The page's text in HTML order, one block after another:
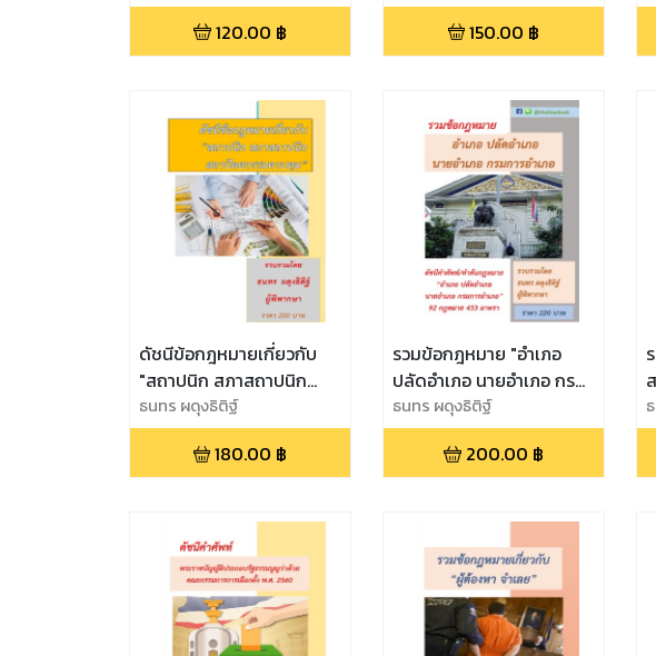
120.00 ฿ 150.00 ฿
ดัชนีข้อกฎหมายเกี่ยวกับ
"สถาปนิก สภาสถาปนิก
สถาปัตยกรรมควบคุม"
ธนทร ผดุงธิติฐ์
180.00 ฿
รวมข้อกฎหมาย "อำเภอ
ปลัดอำเภอ นายอำเภอ กรม
การอำเภอ"
ธนทร ผดุงธิติฐ์
200.00 ฿